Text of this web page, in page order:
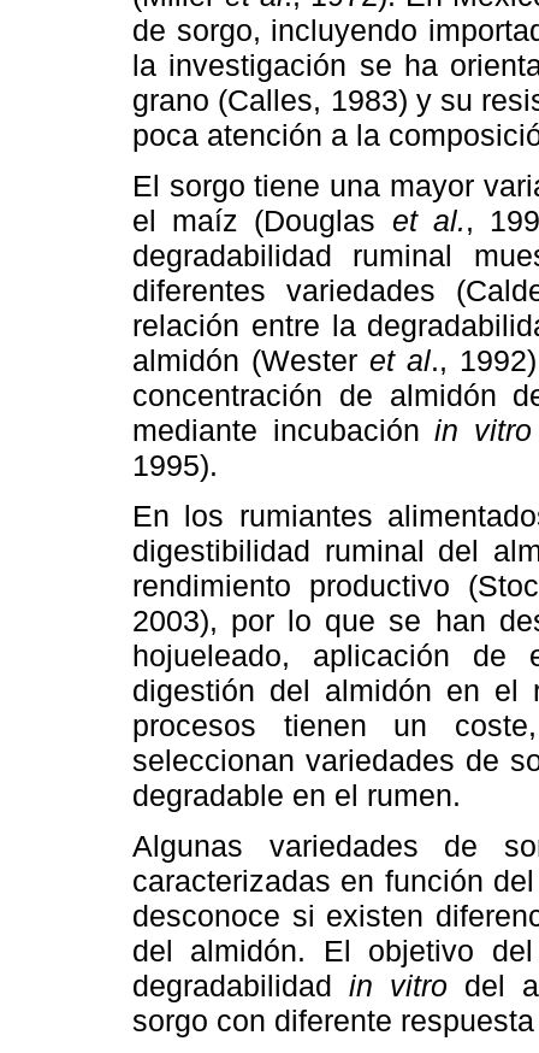
de sorgo, incluyendo
la investigación se ha
grano (Calles, 1983) y su
poca atención a la
El sorgo tiene una mayor
el maíz (Douglas et al.,
degradabilidad ruminal
diferentes variedades
relación entre la
almidón (Wester et al.,
concentración de almidón
mediante incubaciónin vitro
1995).
En los rumiantes
digestibilidad ruminal del
rendimiento productivo
2003), por lo que se han
hojueleado, aplicación de
digestión del almidón en el
procesos tienen un
seleccionan variedades de
degradable en el rumen.
Algunas variedades de
caracterizadas en función
desconoce si existen
del almidón. El objetivo
degradabilidad in vitro del
sorgo con diferente